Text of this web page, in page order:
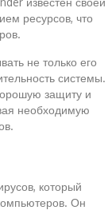
ресурсов, что
не только его
системы.
защиту и
необходимую
который
Он